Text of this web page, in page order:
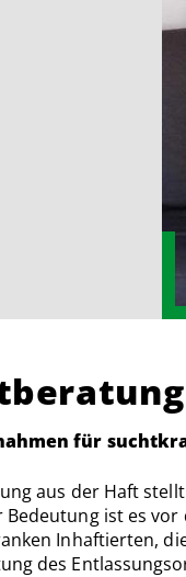
für
aus der Haft
Bedeutung ist es
Inhaftierten,
des